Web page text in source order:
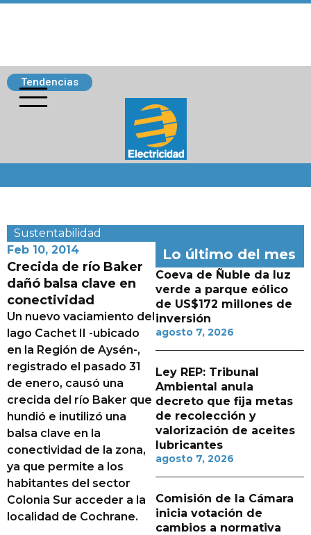
Tendencias
Sustentabilidad
Feb 10, 2014
Crecida de río Baker
dañó balsa clave en
conectividad
Un nuevo vaciamiento del
lago Cachet II -ubicado
en la Región de Aysén-,
registrado el pasado 31
de enero, causó una
crecida del río Baker que
hundió e inutilizó una
balsa clave en la
conectividad de la zona,
ya que permite a los
habitantes del sector
Colonia Sur acceder a la
localidad de Cochrane.
Lo último del mes
Coeva de Ñuble da luz
verde a parque eólico
de US$172 millones de
inversión
agosto 7, 2026
Ley REP: Tribunal
Ambiental anula
decreto que fija metas
de recolección y
valorización de aceites
lubricantes
agosto 7, 2026
Comisión de la Cámara
inicia votación de
cambios a normativa